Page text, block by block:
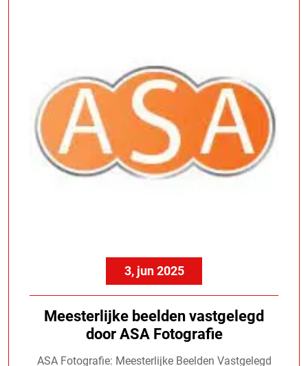
3, jun 2025
Meesterlijke beelden vastgelegd
door ASA Fotografie
ASA Fotografie: Meesterlijke Beelden Vastgelegd